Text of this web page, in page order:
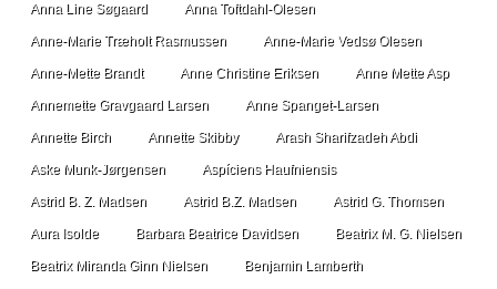
Anna Line Søgaard Anna Toftdahl-Olesen
Anne-Marie Træholt Rasmussen Anne-Marie Vedsø Olesen
Anne-Mette Brandt Anne Christine Eriksen Anne Mette Asp
Annemette Gravgaard Larsen Anne Spanget-Larsen
Annette Birch Annette Skibby Arash Sharifzadeh Abdi
Aske Munk-Jørgensen Aspíciens Haufniensis
Astrid B. Z. Madsen Astrid B.Z. Madsen Astrid G. Thomsen
Aura Isolde Barbara Beatrice Davidsen Beatrix M. G. Nielsen
Beatrix Miranda Ginn Nielsen Benjamin Lamberth